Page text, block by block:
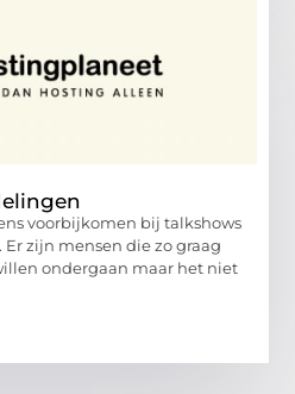
voorbijkomen bij talkshows
Er zijn mensen die zo graag
ondergaan maar het niet